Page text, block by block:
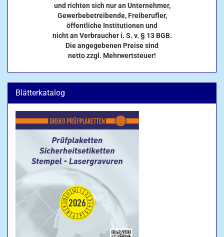
und richten sich nur an Unternehmer,
Gewerbebetreibende, Freiberufler,
öffentliche Institutionen und
nicht an Verbraucher i. S. v. § 13 BGB.
Die angegebenen Preise sind
netto zzgl. Mehrwertsteuer!
Blätterkatalog